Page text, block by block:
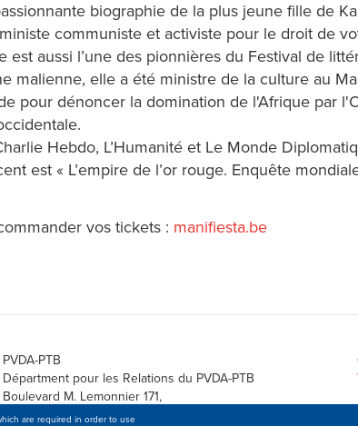
biographie de la plus jeune fille de
communiste et activiste pour le droit de
est aussi l’une des pionnières du Festival de
malienne, elle a été ministre de la culture au
pour dénoncer la domination de l'Afrique par
Hebdo, L’Humanité et Le Monde
est « L’empire de l’or rouge. Enquête
vos tickets : manifiesta.be
are required in order to use
PVDA-PTB
Départment pour les Relations du PVDA-PTB
Boulevard M. Lemonnier 171,
B-1000 Brussels